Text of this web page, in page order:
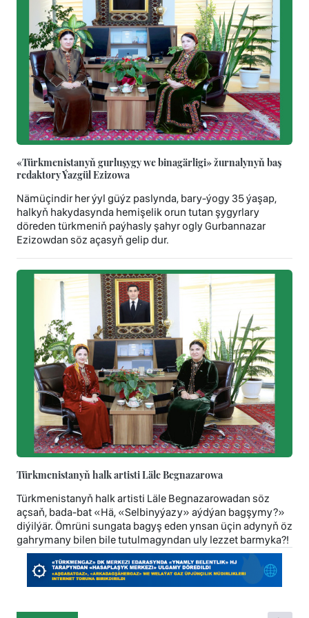
«Türkmenistanyň gurluşygy we binagärligi» žurnalynyň baş
redaktory Ýazgül Ezizowa
Nämüçindir her ýyl güýz paslynda, bary-ýogy 35 ýaşap,
halkyň hakydasynda hemişelik orun tutan şygyrlary
döreden türkmeniň paýhasly şahyr ogly Gurbannazar
Ezizowdan söz açasyň gelip dur.
Türkmenistanyň halk artisti Läle Begnazarowa
Türkmenistanyň halk artisti Läle Begnazarowadan söz
açsaň, bada-bat «Hä, «Selbinyýazy» aýdýan bagşymy?»
diýilýär. Ömrüni sungata bagyş eden ynsan üçin adynyň öz
gahrymany bilen bile tutulmagyndan uly lezzet barmyka?!